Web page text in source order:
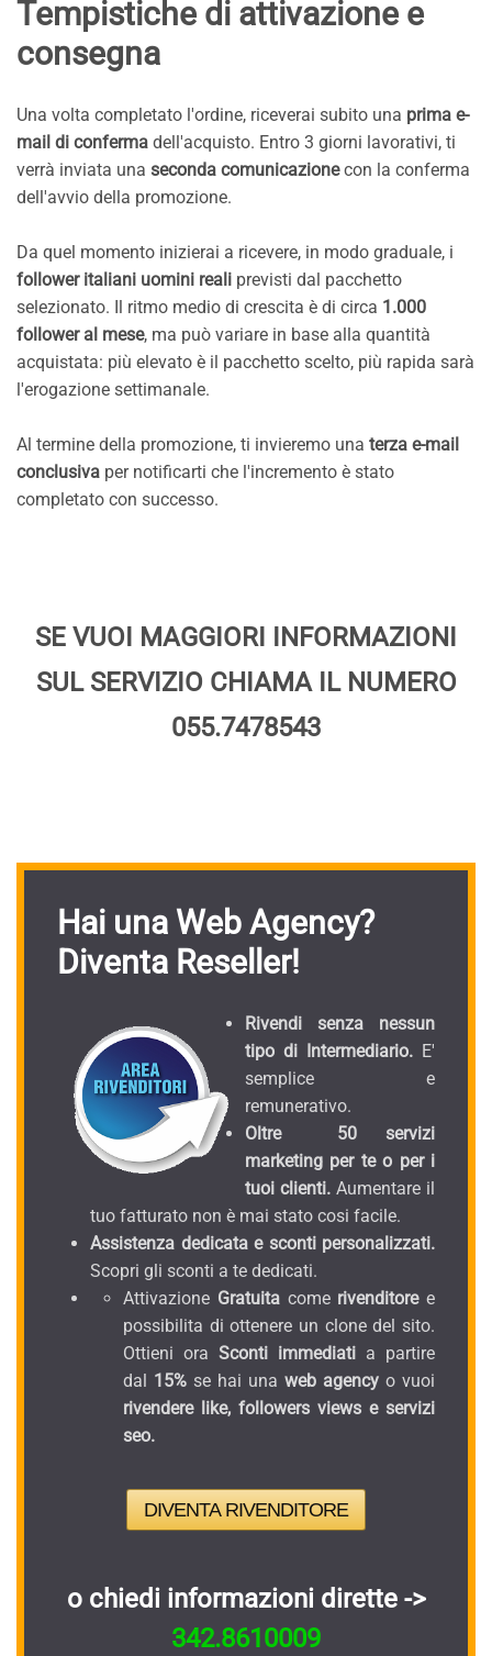
Tempistiche di attivazione e
consegna
Una volta completato l'ordine, riceverai subito una prima e-
mail di conferma dell'acquisto. Entro 3 giorni lavorativi, ti
verrà inviata una seconda comunicazionecon la conferma
dell'avvio della promozione.
Da quel momento inizierai a ricevere, in modo graduale, i
follower italiani uomini reali previsti dal pacchetto
selezionato. Il ritmo medio di crescita è di circa 1.000
follower al mese, ma può variare in base alla quantità
acquistata: più elevato è il pacchetto scelto, più rapida sarà
l'erogazione settimanale.
Al termine della promozione, ti invieremo una terza e-mail
conclusiva per notificarti che l'incremento è stato
completato con successo.
SE VUOI MAGGIORI INFORMAZIONI
SUL SERVIZIO CHIAMA IL NUMERO
055.7478543
Hai una Web Agency?
Diventa Reseller!
Rivendi senza nessun
tipo di Intermediario. E'
semplice e
remunerativo.
Oltre 50 servizi
marketing per te o per i
tuoi clienti. Aumentare il
tuo fatturato non è mai stato cosi facile.
Assistenza dedicata e sconti personalizzati.
Scopri gli sconti a te dedicati.
Attivazione Gratuitacomerivenditoree
possibilita di ottenere un clone del sito.
Ottieni ora Sconti immediati a partire
dal 15% se hai una web agency o vuoi
rivendere like, followers views e servizi
seo.
DIVENTA RIVENDITORE
o chiedi informazioni dirette ->
342.8610009